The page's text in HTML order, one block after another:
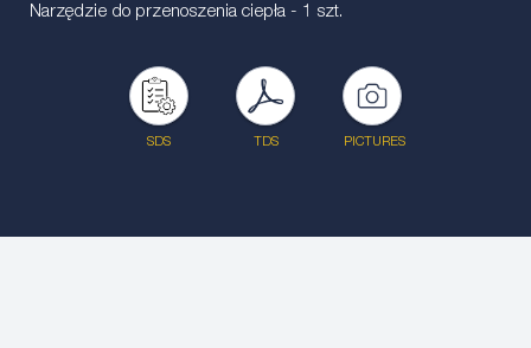
Narzędzie do przenoszenia ciepła - 1 szt.
SDS TDS PICTURES